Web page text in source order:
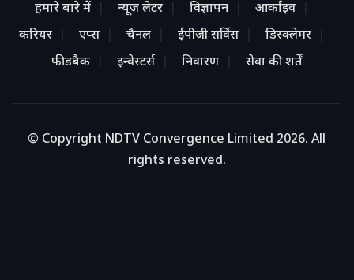
हमारे बारे में न्यूज लेटर विज्ञापन
आर्काइव
करियर
एप्स चैनल ईपीजी सर्विस
डिस्क्लेमर
फीडबैक
इन्वेस्टर्स निवारण सेवा की शर्तें
© Copyright NDTV Convergence Limited 2026. All
rights reserved.